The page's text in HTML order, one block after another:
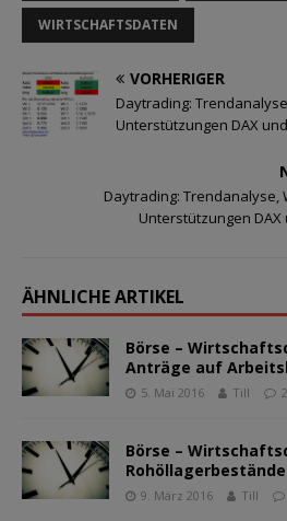
WIRTSCHAFTSDATEN
VORHERIGER
Daytrading:
Unterstützungen DAX und
Daytrading: Trendanalyse,
Unterstützungen DAX
ÄHNLICHE ARTIKEL
Börse –
Anträge auf
5. Mai 2016 Till 2
Börse –
Rohöllagerbestände
9. März 2016 Till